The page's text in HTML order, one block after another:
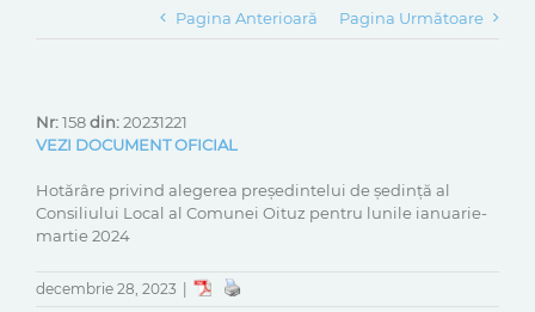
Pagina Anterioară Pagina Următoare
Nr:158din:20231221
VEZI DOCUMENT OFICIAL
Hotărâre privind alegerea președintelui de ședință al
Consiliului Local al Comunei Oituz pentru lunile ianuarie-
martie 2024
decembrie 28, 2023